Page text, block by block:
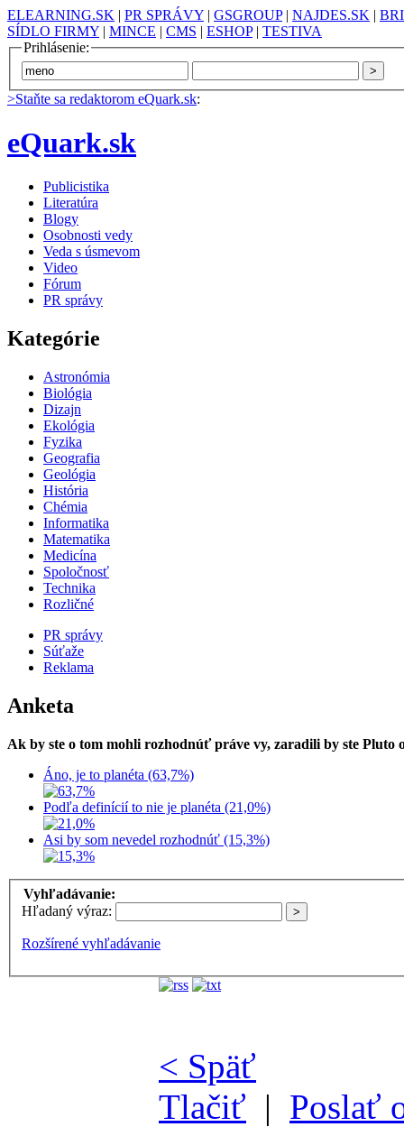
ELEARNING.SK | PR SPRÁVY | GSGROUP| NAJDES.SK |
SÍDLO FIRMY | MINCE | CMS | ESHOP| TESTIVA
Prihlásenie:
>Staňte sa redaktorom eQuark.sk:
eQuark.sk
Publicistika
Literatúra
Blogy
Osobnosti vedy
Veda s úsmevom
Video
Fórum
PR správy
Kategórie
Astronómia
Biológia
Dizajn
Ekológia
Fyzika
Geografia
Geológia
História
Chémia
Informatika
Matematika
Medicína
Spoločnosť
Technika
Rozličné
PR správy
Súťaže
Reklama
Anketa
Ak by ste o tom mohli rozhodnúť práve vy, zaradili by ste Pluto
Áno, je to planéta (63,7%)
Podľa definícií to nie je planéta (21,0%)
Asi by som nevedel rozhodnúť (15,3%)
Vyhľadávanie:
Hľadaný výraz:
Rozšírené vyhľadávanie
< Späť
Tlačiť | Poslať